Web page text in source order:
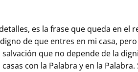
es la frase que queda en el
de que entres en mi casa,
que no depende de la
con la Palabra y en la Palabra.